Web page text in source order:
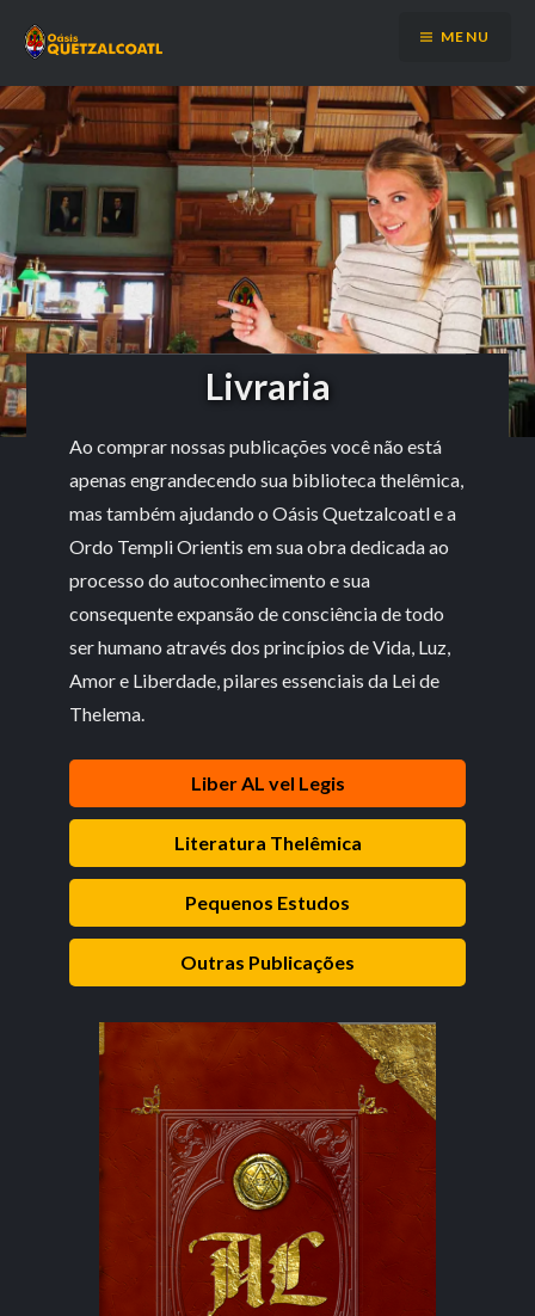
para
MENU
Livraria
Ao comprar nossas publicações você não está
apenas engrandecendo sua biblioteca thelêmica,
mas também ajudando o Oásis Quetzalcoatl e a
Ordo Templi Orientis em sua obra dedicada ao
processo do autoconhecimento e sua
consequente expansão de consciência de todo
ser humano através dos princípios de Vida, Luz,
Amor e Liberdade, pilares essenciais da Lei de
Thelema.
Liber AL vel Legis
Literatura Thelêmica
Pequenos Estudos
Outras Publicações